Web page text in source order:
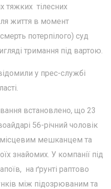
тяжких тілесних
життя в момент
потерпілого) суд
тримання під вартою.
у прес-службі
встановлено, що 23
56-річний чоловік
місцевим мешканцем та
знайомих. У компанії під
на ґрунті раптово
між підозрюваним та